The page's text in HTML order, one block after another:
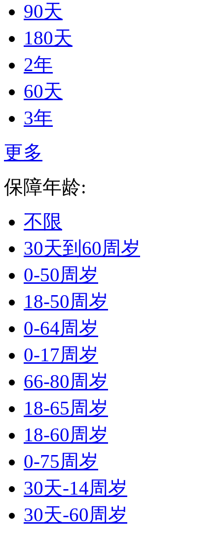
90天
180天
2年
60天
3年
更多
保障年龄:
不限
30天到60周岁
0-50周岁
18-50周岁
0-64周岁
0-17周岁
66-80周岁
18-65周岁
18-60周岁
0-75周岁
30天-14周岁
30天-60周岁